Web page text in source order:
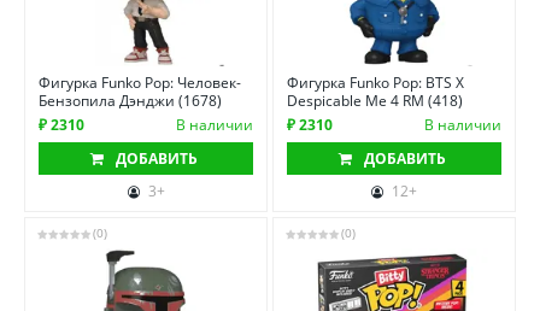
Фигурка Funko Pop: Человек-
Бензопила Дэнджи (1678)
₽ 2310
В наличии
ДОБАВИТЬ
3+
Фигурка Funko Pop: BTS X
Despicable Me 4 RM (418)
₽ 2310
В наличии
ДОБАВИТЬ
12+
(0) (0)